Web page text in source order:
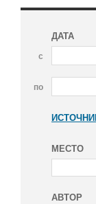
ДАТА
с
по
МЕСТО
АВТОР